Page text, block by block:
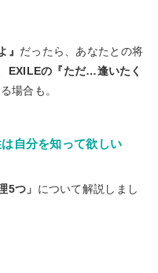
』 だったら、あなたとの将
EXILEの『ただ…逢いたく
場合も。
自分を知って欲しい
5つ」 について解説しまし